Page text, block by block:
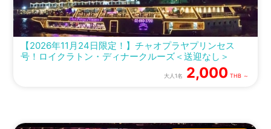
【2026年11月24日限定！】チャオプラヤプリンセス
号！ロイクラトン・ディナークルーズ＜送迎なし＞
大人1名 2,000 THB ～